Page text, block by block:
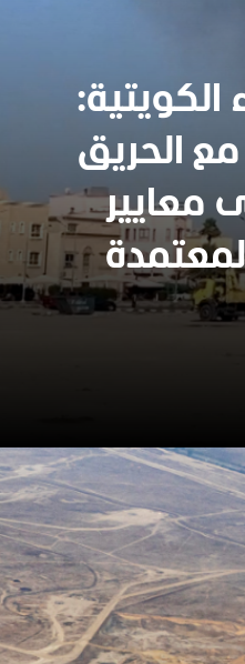
الكويتية:
مع الحريق
معايير